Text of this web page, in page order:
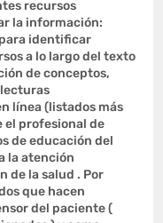
recursos
la información:
identificar
a lo largo del texto
de conceptos,
línea (listados más
el profesional de
de educación del
la atención
de la salud . Por
que hacen
del paciente (